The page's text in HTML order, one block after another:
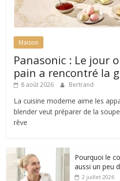
Maison
Panasonic : Le jour
pain a rencontré la
8 août 2026 Bertrand
La cuisine moderne aime les
blender veut préparer de la
rêve
Pourquoi le
aussi un peu
2 juillet 2026